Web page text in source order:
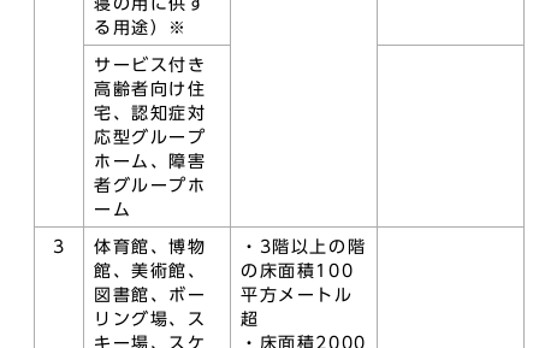
寝の用に供す
る用途）※
サービス付き
高齢者向け住
宅、認知症対
応型グループ
ホーム、障害
者グループホ
ーム
3
体育館、博物
館、美術館、
図書館、ボー
リング場、ス
キー場、スケ
・3階以上の階
の床面積100
平方メートル
超
・床面積2000